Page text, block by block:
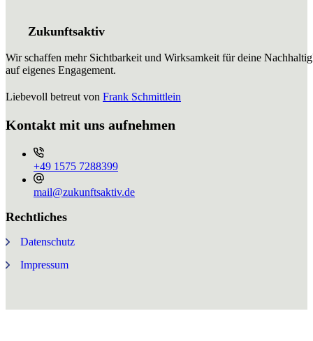
Zukunftsaktiv
Wir schaffen mehr Sichtbarkeit und Wirksamkeit für deine
auf eigenes Engagement.
Liebevoll betreut von Frank Schmittlein
Kontakt mit uns aufnehmen
+49 ⁨1575 7288399⁩
mail@zukunftsaktiv.de
Rechtliches
Datenschutz
Impressum